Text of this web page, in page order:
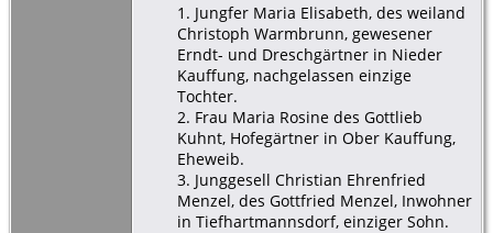
1. Jungfer Maria Elisabeth, des weiland
Christoph Warmbrunn, gewesener
Erndt- und Dreschgärtner in Nieder
Kauffung, nachgelassen einzige
Tochter.
2. Frau Maria Rosine des Gottlieb
Kuhnt, Hofegärtner in Ober Kauffung,
Eheweib.
3. Junggesell Christian Ehrenfried
Menzel, des Gottfried Menzel, Inwohner
in Tiefhartmannsdorf, einziger Sohn.